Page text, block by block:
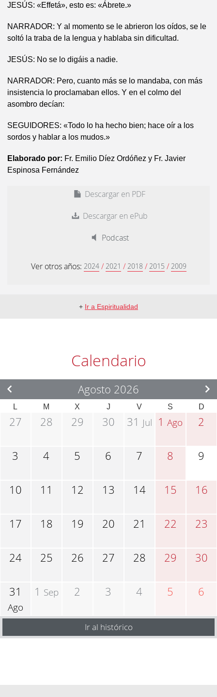
JESÚS: «Effetá», esto es: «Ábrete.»
NARRADOR: Y al momento se le abrieron los oídos, se le
soltó la traba de la lengua y hablaba sin dificultad.
JESÚS: No se lo digáis a nadie.
NARRADOR: Pero, cuanto más se lo mandaba, con más
insistencia lo proclamaban ellos. Y en el colmo del
asombro decían:
SEGUIDORES: «Todo lo ha hecho bien; hace oír a los
sordos y hablar a los mudos.»
Elaborado por: Fr. Emilio Díez Ordóñez y Fr. Javier
Espinosa Fernández
Descargar en PDF
Descargar en ePub
Podcast
Ver otros años: 2024 / 2021 / 2018 / 2015 / 2009
+ Ir a Espiritualidad
Calendario
Agosto 2026
L M X J V S D
27 28 29 30 31 Jul 1Ago 2
3 4 5 6 7 8 9
10 11 12 13 14 15 16
17 18 19 20 21 22 23
24 25 26 27 28 29 30
31
Ago
1 Sep 2 3 4 5 6
Ir al histórico